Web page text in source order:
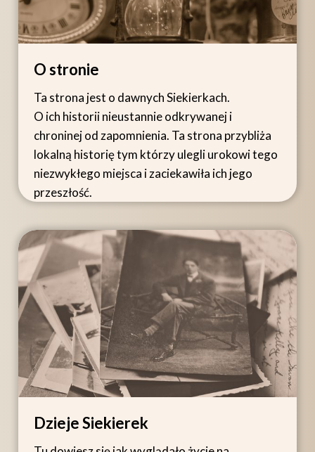
O stronie
Ta strona jest o dawnych Siekierkach.
O ich historii nieustannie odkrywanej i
chroninej od zapomnienia. Ta strona przybliża
lokalną historię tym którzy ulegli urokowi tego
niezwykłego miejsca i zaciekawiła ich jego
przeszłość.
Dzieje Siekierek